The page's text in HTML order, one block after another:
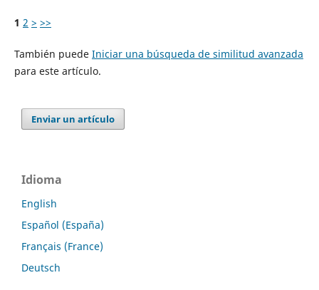
1 2 > >>
También puede Iniciar una búsqueda de similitud avanzada
para este artículo.
Enviar un artículo
Idioma
English
Español (España)
Français (France)
Deutsch